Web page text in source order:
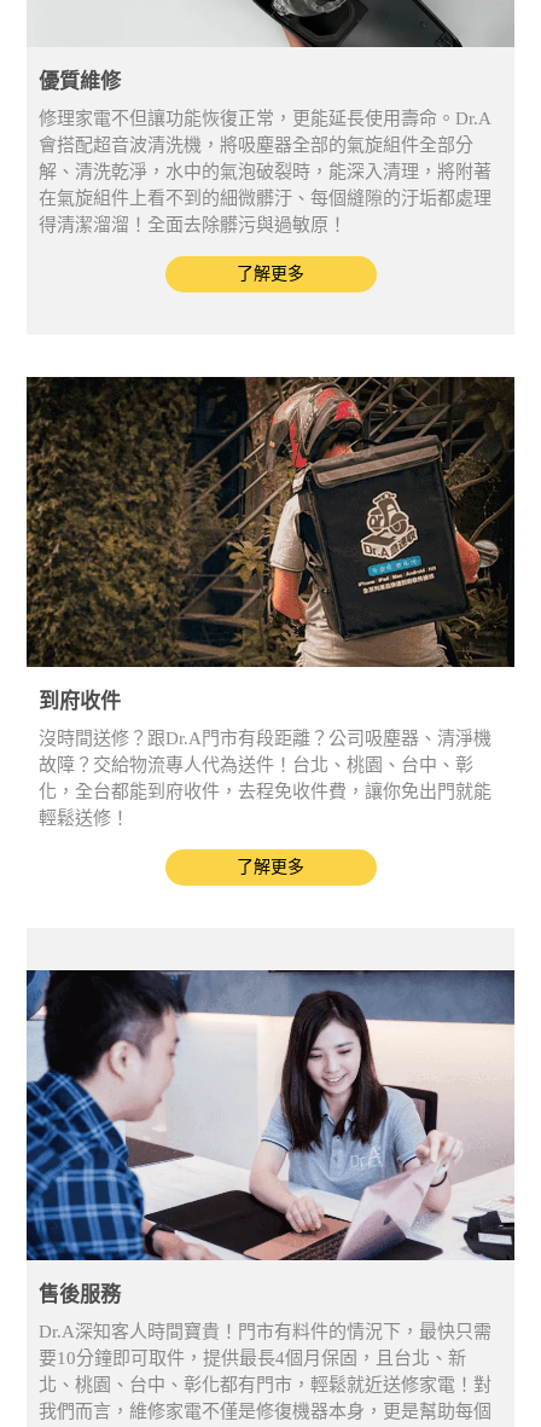
優質維修
修理家電不但讓功能恢復正常，更能延長使用壽命。Dr.A
會搭配超音波清洗機，將吸塵器全部的氣旋組件全部分
解、清洗乾淨，水中的氣泡破裂時，能深入清理，將附著
在氣旋組件上看不到的細微髒汙、每個縫隙的汙垢都處理
得清潔溜溜！全面去除髒污與過敏原！
了解更多
到府收件
沒時間送修？跟Dr.A門市有段距離？公司吸塵器、清淨機
故障？交給物流專人代為送件！台北、桃園、台中、彰
化，全台都能到府收件，去程免收件費，讓你免出門就能
輕鬆送修！
了解更多
售後服務
Dr.A深知客人時間寶貴！門市有料件的情況下，最快只需
要10分鐘即可取件，提供最長4個月保固，且台北、新
北、桃園、台中、彰化都有門市，輕鬆就近送修家電！對
我們而言，維修家電不僅是修復機器本身，更是幫助每個